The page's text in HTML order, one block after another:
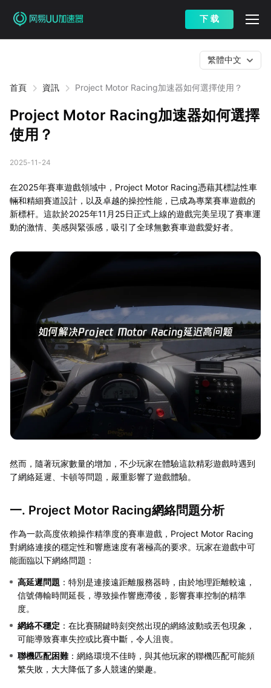
下 载
首頁 資訊 Project Motor Racing加速器如何選擇使用？
繁體中文
Project Motor Racing加速器如何選擇
使用？
2025-11-24
在2025年賽車遊戲領域中，Project Motor Racing憑藉其標誌性車
輛和精細賽道設計，以及卓越的操控性能，已成為專業賽車遊戲的
新標杆。這款於2025年11月25日正式上線的遊戲完美呈現了賽車運
動的激情、美感與緊張感，吸引了全球無數賽車遊戲愛好者。
然而，隨著玩家數量的增加，不少玩家在體驗這款精彩遊戲時遇到
了網絡延遲、卡頓等問題，嚴重影響了遊戲體驗。
一. Project Motor Racing網絡問題分析
作為一款高度依賴操作精準度的賽車遊戲，Project Motor Racing
對網絡連接的穩定性和響應速度有著極高的要求。玩家在遊戲中可
能面臨以下網絡問題：
高延遲問題 ：特別是連接遠距離服務器時，由於地理距離較遠，
信號傳輸時間延長，導致操作響應滯後，影響賽車控制的精準
度。
網絡不穩定 ：在比賽關鍵時刻突然出現的網絡波動或丟包現象，
可能導致賽車失控或比賽中斷，令人沮喪。
聯機匹配困難：網絡環境不佳時，與其他玩家的聯機匹配可能頻
繁失敗，大大降低了多人競速的樂趣。